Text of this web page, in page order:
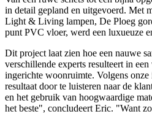
in detail gepland en uitgevoerd. Met
Light & Living lampen, De Ploeg
punt PVC vloer, werd een luxueuze
Dit project laat zien hoe een nauwe
verschillende experts resulteert in
ingerichte woonruimte. Volgens
resultaat door te luisteren naar de
en het gebruik van hoogwaardige
het beste", concludeert Eric. "Want